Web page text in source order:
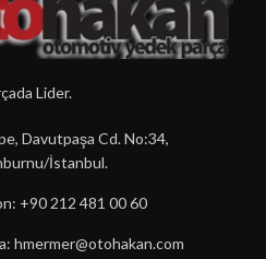
Lider.
Davutpaşa Cd. No:34,
İstanbul.
+90 212 481 00 60
hmermer@otohakan.com